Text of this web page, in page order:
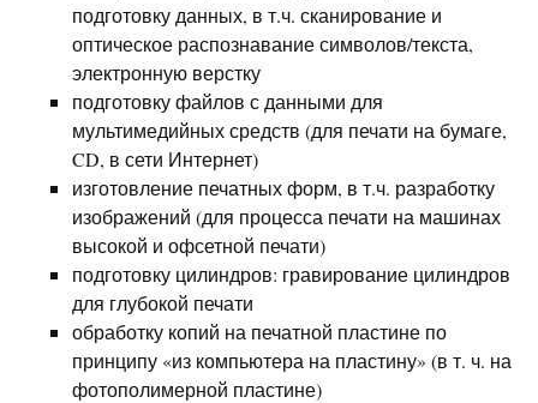
подготовку данных, в т.ч. сканирование и
оптическое распознавание символов/текста,
электронную верстку
подготовку файлов с данными для
мультимедийных средств (для печати на бумаге,
CD, в сети Интернет)
изготовление печатных форм, в т.ч. разработку
изображений (для процесса печати на машинах
высокой и офсетной печати)
подготовку цилиндров: гравирование цилиндров
для глубокой печати
обработку копий на печатной пластине по
принципу «из компьютера на пластину» (в т. ч. на
фотополимерной пластине)